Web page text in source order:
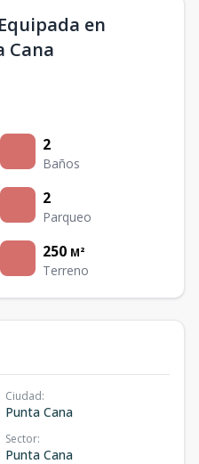
en
Cana
2
Baños
2
Parqueo
250 M²
Terreno
Ciudad:
Punta Cana
Sector:
Punta Cana